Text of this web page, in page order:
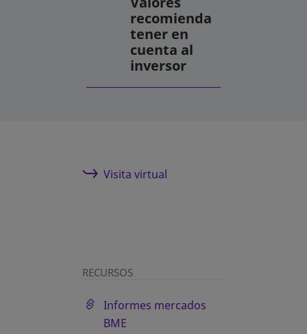
recomienda
tener en
cuenta al
inversor
Visita virtual
se abre en una pestaña nueva
RECURSOS
Informes mercados
BME
se abre en una pestaña nueva